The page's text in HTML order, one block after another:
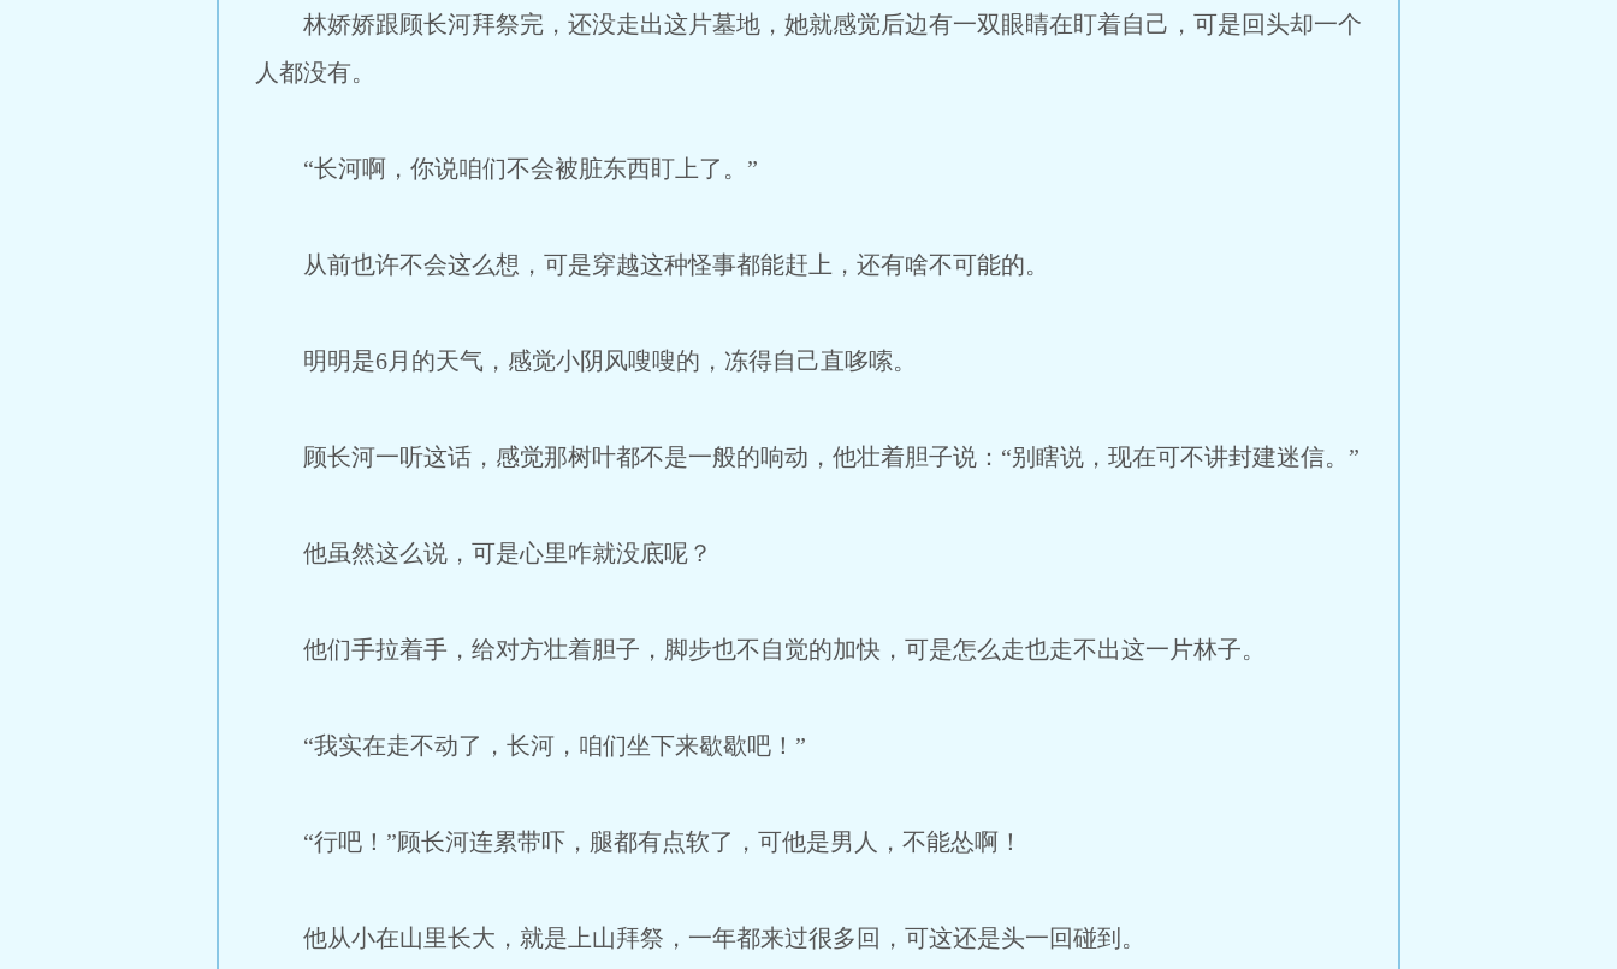
林娇娇跟顾长河拜祭完，还没走出这片墓地，她就感觉后边有一双眼睛在盯着自己，可是回头却一个
人都没有。
“长河啊，你说咱们不会被脏东西盯上了。”
从前也许不会这么想，可是穿越这种怪事都能赶上，还有啥不可能的。
明明是6月的天气，感觉小阴风嗖嗖的，冻得自己直哆嗦。
顾长河一听这话，感觉那树叶都不是一般的响动，他壮着胆子说：“别瞎说，现在可不讲封建迷信。”
他虽然这么说，可是心里咋就没底呢？
他们手拉着手，给对方壮着胆子，脚步也不自觉的加快，可是怎么走也走不出这一片林子。
“我实在走不动了，长河，咱们坐下来歇歇吧！”
“行吧！”顾长河连累带吓，腿都有点软了，可他是男人，不能怂啊！
他从小在山里长大，就是上山拜祭，一年都来过很多回，可这还是头一回碰到。